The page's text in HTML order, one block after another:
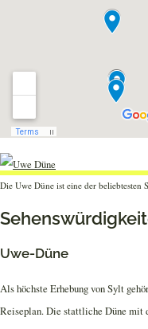
Die Uwe Düne ist eine der beliebtesten
Uwe-Düne
Als höchste Erhebung von Sylt
Reiseplan. Die stattliche Düne mit